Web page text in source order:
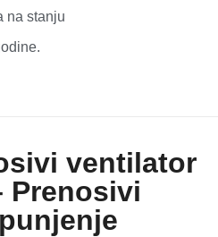
na stanju
ventilator
Prenosivi